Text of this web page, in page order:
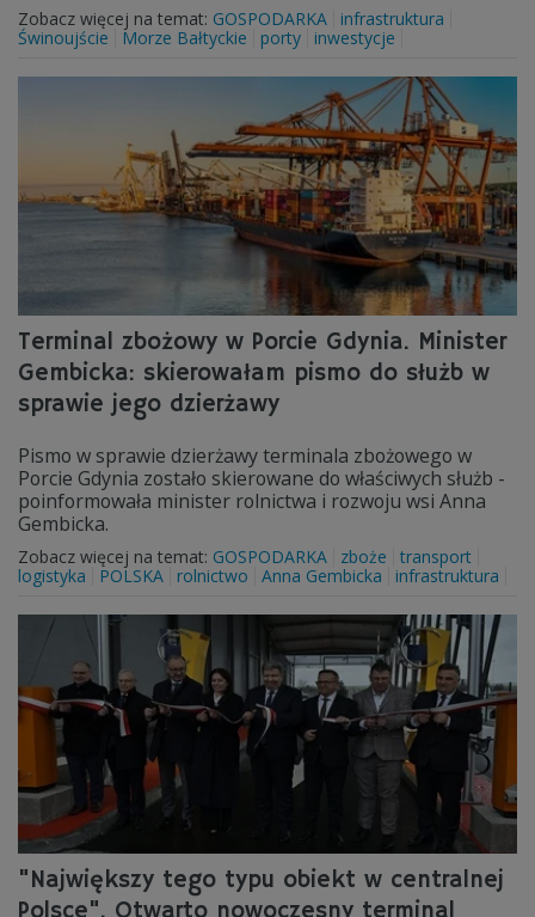
Zobacz więcej na temat: GOSPODARKA
infrastruktura
Świnoujście
Morze Bałtyckie porty inwestycje
Terminal zbożowy w Porcie Gdynia. Minister
Gembicka: skierowałam pismo do służb w
sprawie jego dzierżawy
Pismo w sprawie dzierżawy terminala zbożowego w
Porcie Gdynia zostało skierowane do właściwych służb -
poinformowała minister rolnictwa i rozwoju wsi Anna
Gembicka.
Zobacz więcej na temat: GOSPODARKA zboże
transport
logistyka
POLSKA rolnictwo Anna Gembicka infrastruktura
"Największy tego typu obiekt w centralnej